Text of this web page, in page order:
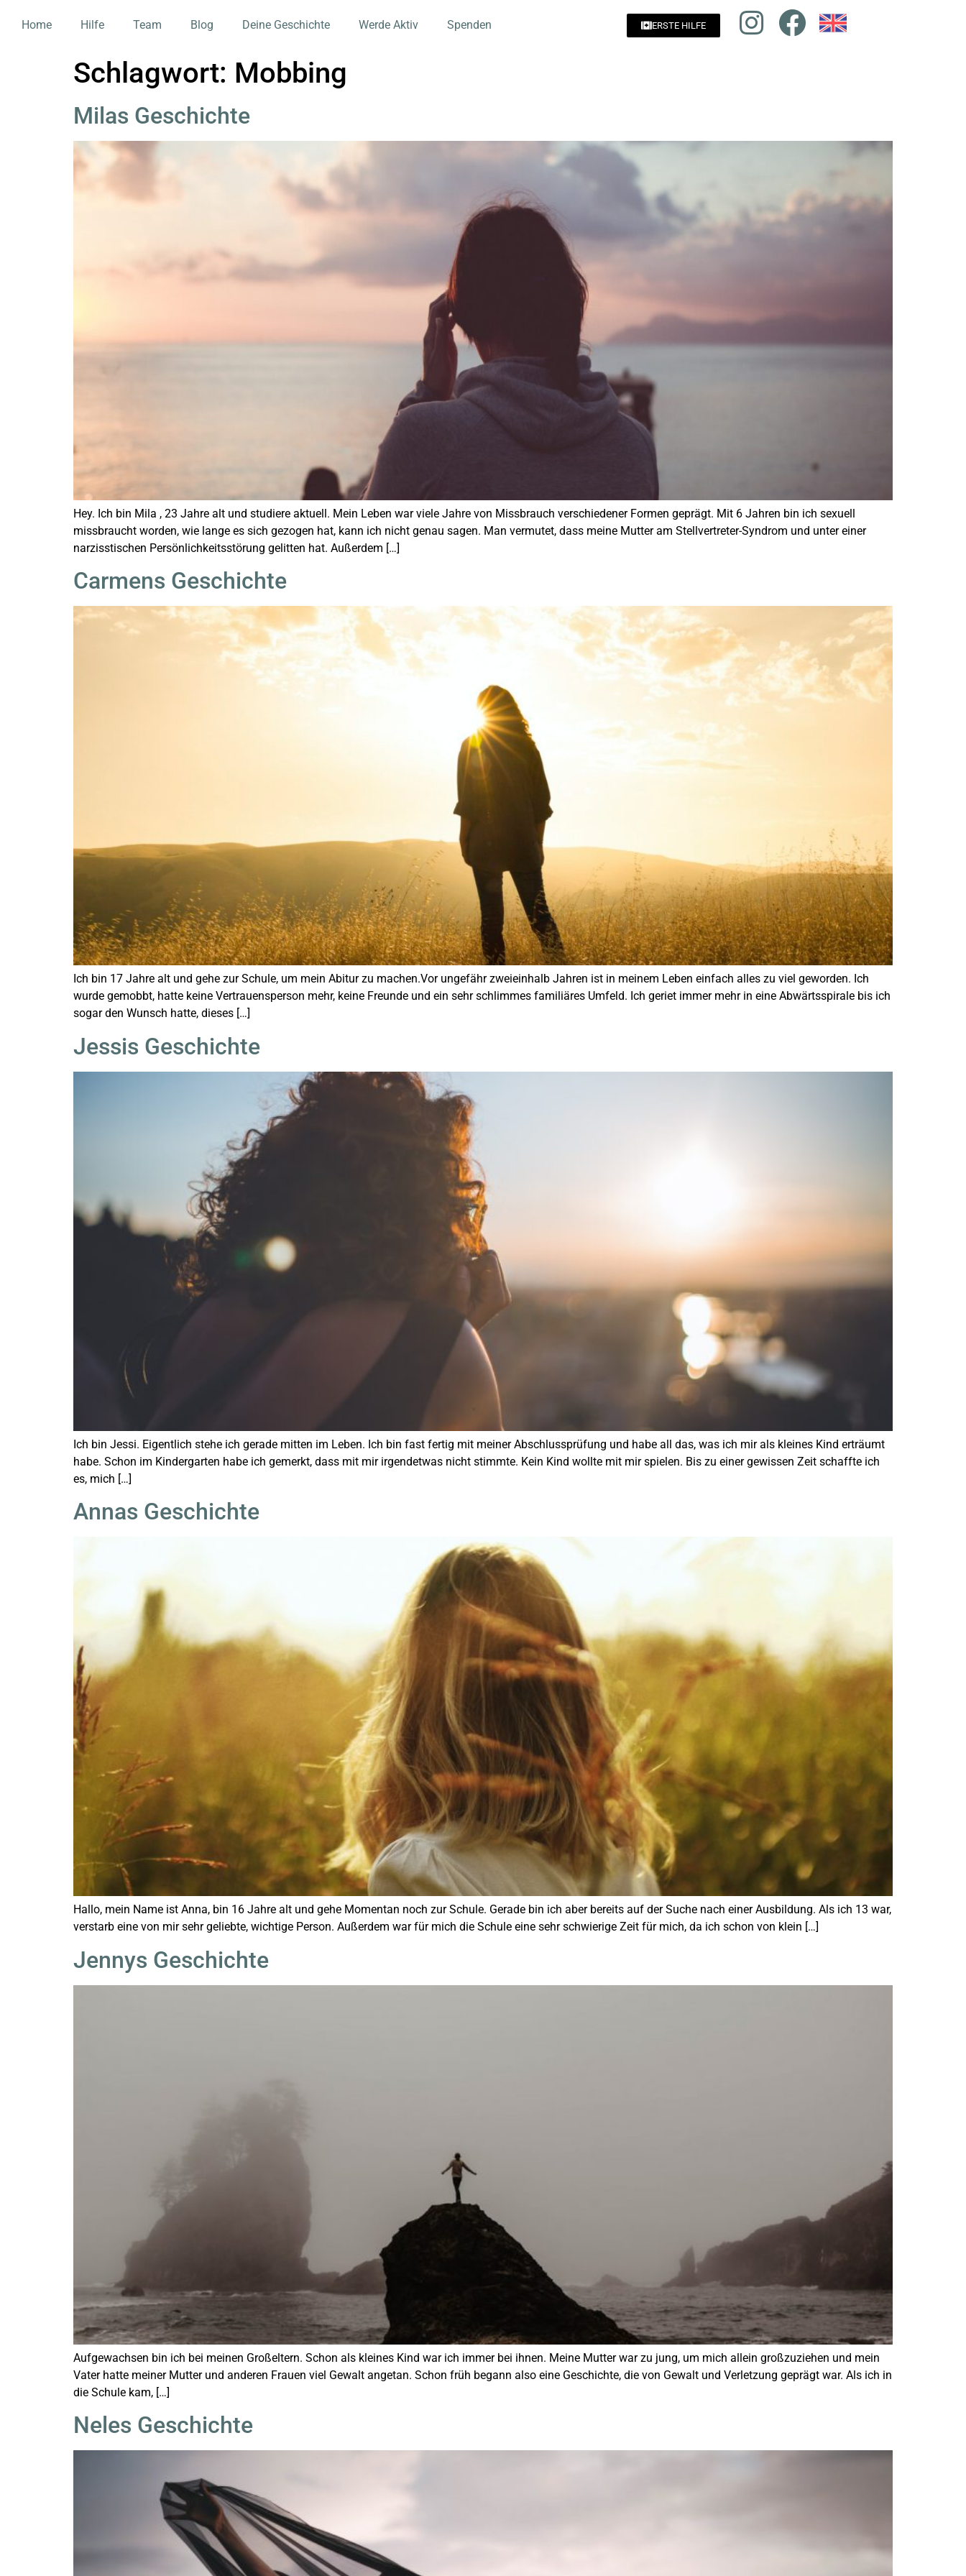
Home Hilfe Team Blog Deine Geschichte Werde Aktiv Spenden ERSTE HILFE
Schlagwort: Mobbing
Milas Geschichte
Hey. Ich bin Mila , 23 Jahre alt und studiere aktuell. Mein Leben war viele Jahre von Missbrauch verschiedener Formen geprägt. Mit 6 Jahren bin ich sexuell
missbraucht worden, wie lange es sich gezogen hat, kann ich nicht genau sagen. Man vermutet, dass meine Mutter am Stellvertreter-Syndrom und unter einer
narzisstischen Persönlichkeitsstörung gelitten hat. Außerdem […]
Carmens Geschichte
Ich bin 17 Jahre alt und gehe zur Schule, um mein Abitur zu machen.Vor ungefähr zweieinhalb Jahren ist in meinem Leben einfach alles zu viel geworden. Ich
wurde gemobbt, hatte keine Vertrauensperson mehr, keine Freunde und ein sehr schlimmes familiäres Umfeld. Ich geriet immer mehr in eine Abwärtsspirale bis ich
sogar den Wunsch hatte, dieses […]
Jessis Geschichte
Ich bin Jessi. Eigentlich stehe ich gerade mitten im Leben. Ich bin fast fertig mit meiner Abschlussprüfung und habe all das, was ich mir als kleines Kind erträumt
habe. Schon im Kindergarten habe ich gemerkt, dass mit mir irgendetwas nicht stimmte. Kein Kind wollte mit mir spielen. Bis zu einer gewissen Zeit schaffte ich
es, mich […]
Annas Geschichte
Hallo, mein Name ist Anna, bin 16 Jahre alt und gehe Momentan noch zur Schule. Gerade bin ich aber bereits auf der Suche nach einer Ausbildung. Als ich 13 war,
verstarb eine von mir sehr geliebte, wichtige Person. Außerdem war für mich die Schule eine sehr schwierige Zeit für mich, da ich schon von klein […]
Jennys Geschichte
Aufgewachsen bin ich bei meinen Großeltern. Schon als kleines Kind war ich immer bei ihnen. Meine Mutter war zu jung, um mich allein großzuziehen und mein
Vater hatte meiner Mutter und anderen Frauen viel Gewalt angetan. Schon früh begann also eine Geschichte, die von Gewalt und Verletzung geprägt war. Als ich in
die Schule kam, […]
Neles Geschichte